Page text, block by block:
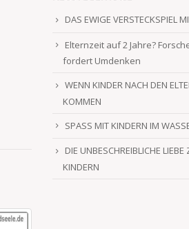
DAS EWIGE VERSTECKSPIEL
Elternzeit auf 2 Jahre?
fordert Umdenken
WENN KINDER NACH DEN
KOMMEN
SPASS MIT KINDERN IM
DIE UNBESCHREIBLICHE LIEBE
KINDERN